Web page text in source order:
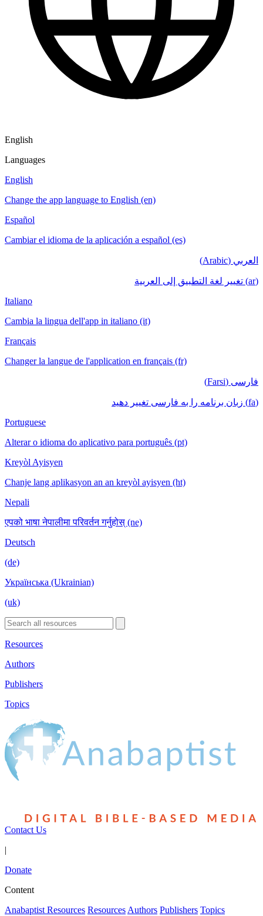
English
Languages
English
Change the app language to English (en)
Español
Cambiar el idioma de la aplicación a español (es)
العربي (Arabic)
(ar) تغيير لغة التطبيق إلى العربية
Italiano
Cambia la lingua dell'app in italiano (it)
Français
Changer la langue de l'application en français (fr)
فارسی (Farsi)
(fa) زبان برنامه را به فارسی تغییر دهید
Portuguese
Alterar o idioma do aplicativo para português (pt)
Kreyòl Ayisyen
Chanje lang aplikasyon an an kreyòl ayisyen (ht)
Nepali
एपको भाषा नेपालीमा परिवर्तन गर्नुहोस् (ne)
Deutsch
(de)
Українська (Ukrainian)
(uk)
Resources
Authors
Publishers
Topics
Contact Us
|
Donate
Content
Anabaptist Resources Resources Authors Publishers Topics